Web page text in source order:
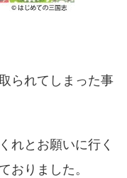
られてしまった事
れとお願いに行く
おりました。